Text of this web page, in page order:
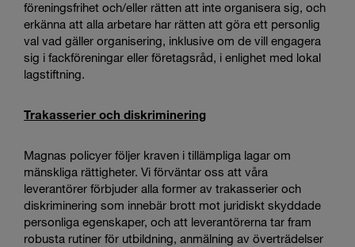
föreningsfrihet och/eller rätten att inte organisera sig, och
erkänna att alla arbetare har rätten att göra ett personlig
val vad gäller organisering, inklusive om de vill engagera
sig i fackföreningar eller företagsråd, i enlighet med lokal
lagstiftning.
Trakasserier och diskriminering
Magnas policyer följer kraven i tillämpliga lagar om
mänskliga rättigheter. Vi förväntar oss att våra
leverantörer förbjuder alla former av trakasserier och
diskriminering som innebär brott mot juridiskt skyddade
personliga egenskaper, och att leverantörerna tar fram
robusta rutiner för utbildning, anmälning av överträdelser